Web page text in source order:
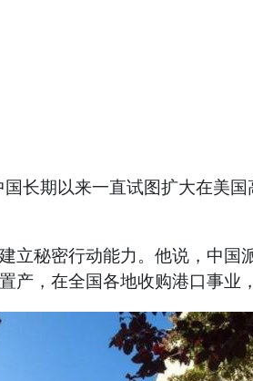
长期以来一直试图扩大在美
秘密行动能力。他说，中
，在全国各地收购港口事业